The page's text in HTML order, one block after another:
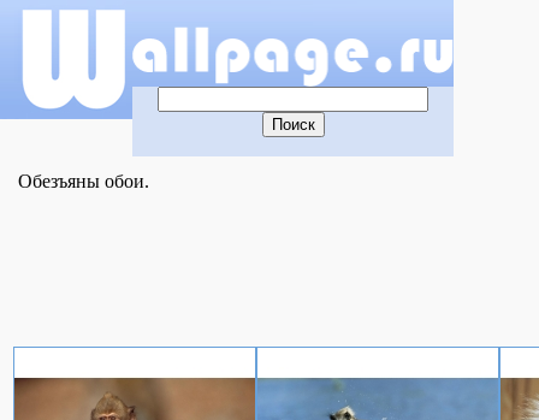
Обезъяны обои.